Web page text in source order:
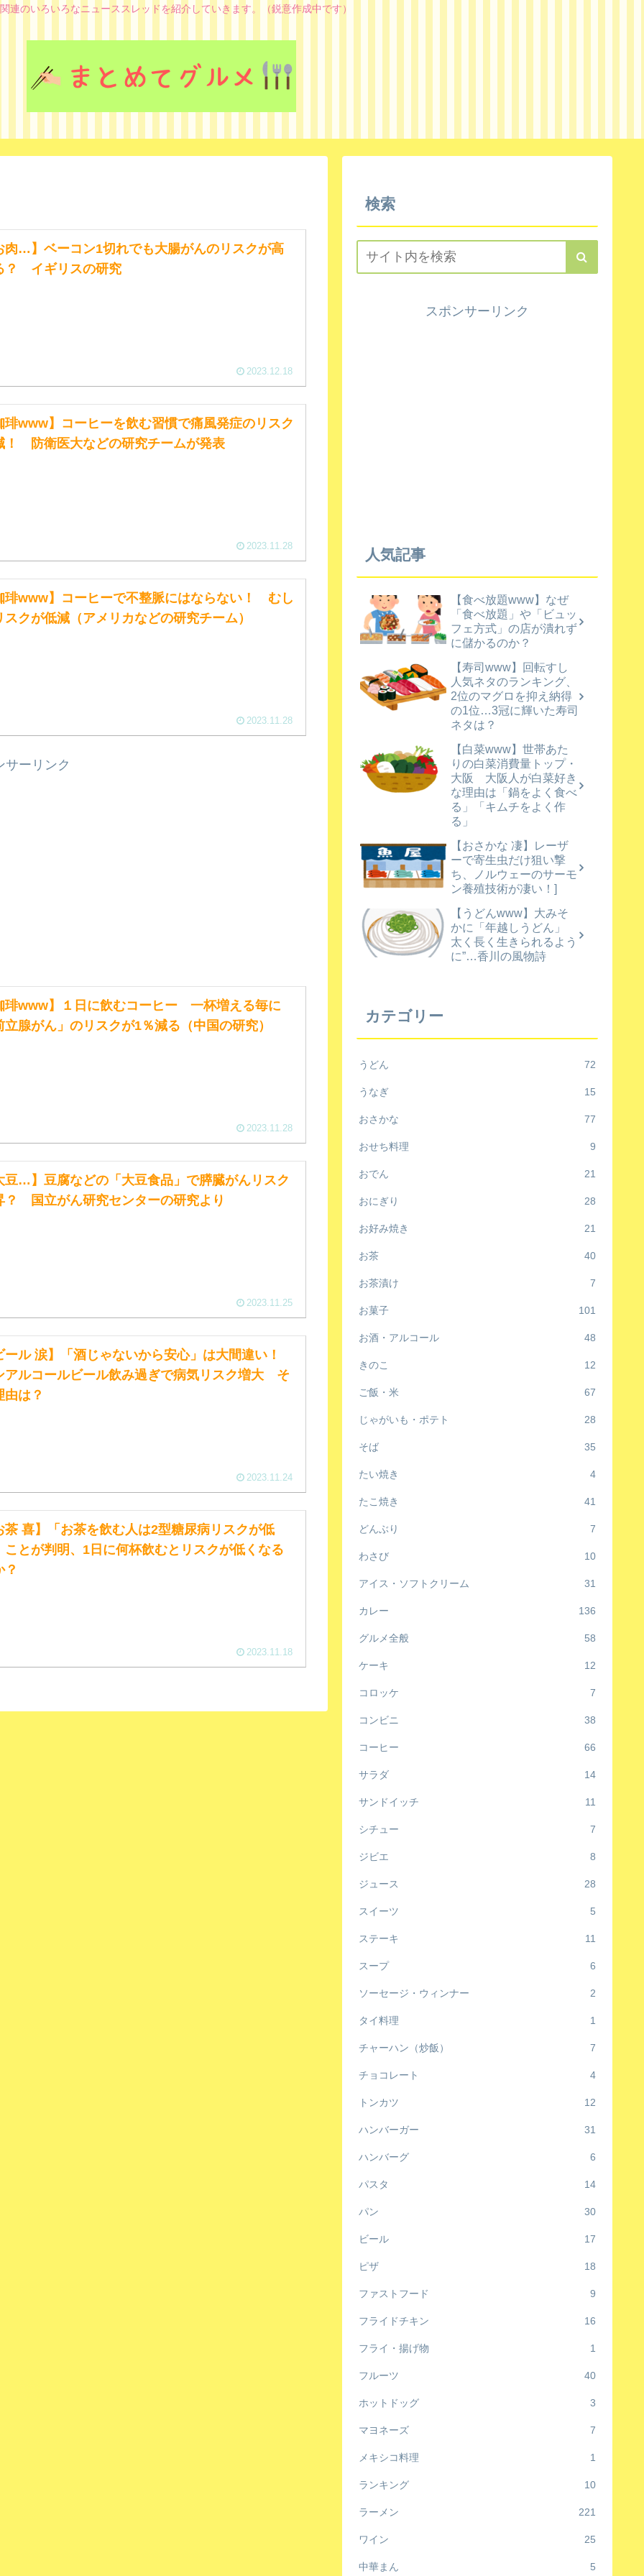
連のいろいろなニューススレッドを紹介していきます。（鋭意作成中です）
肉…】ベーコン1切れでも大腸がんのリスクが高
？ イギリスの研究
2023.12.18
琲www】コーヒーを飲む習慣で痛風発症のリスク
！ 防衛医大などの研究チームが発表
2023.11.28
琲www】コーヒーで不整脈にはならない！ むし
スクが低減（アメリカなどの研究チーム）
2023.11.28
サーリンク
琲www】１日に飲むコーヒー 一杯増える毎に
立腺がん」のリスクが1％減る（中国の研究）
2023.11.28
豆…】豆腐などの「大豆食品」で膵臓がんリスク
？ 国立がん研究センターの研究より
2023.11.25
ール 涙】「酒じゃないから安心」は大間違い！
アルコールビール飲み過ぎで病気リスク増大 そ
由は？
2023.11.24
茶 喜】「お茶を飲む人は2型糖尿病リスクが低
ことが判明、1日に何杯飲むとリスクが低くなる
？
2023.11.18
検索
スポンサーリンク
人気記事
【食べ放題www】なぜ
「食べ放題」や「ビュッ
フェ方式」の店が潰れず
に儲かるのか？
【寿司www】回転すし
人気ネタのランキング、
2位のマグロを抑え納得
の1位…3冠に輝いた寿司
ネタは？
【白菜www】世帯あた
りの白菜消費量トップ・
大阪 大阪人が白菜好き
な理由は「鍋をよく食べ
る」「キムチをよく作
る」
【おさかな 凄】レーザ
ーで寄生虫だけ狙い撃
ち、ノルウェーのサーモ
ン養殖技術が凄い！]
【うどんwww】大みそ
かに「年越しうどん」
太く長く生きられるよう
に”…香川の風物詩
カテゴリー
うどん 72
うなぎ 15
おさかな 77
おせち料理 9
おでん 21
おにぎり 28
お好み焼き 21
お茶 40
お茶漬け 7
お菓子 101
お酒・アルコール 48
きのこ 12
ご飯・米 67
じゃがいも・ポテト 28
そば 35
たい焼き 4
たこ焼き 41
どんぶり 7
わさび 10
アイス・ソフトクリーム 31
カレー 136
グルメ全般 58
ケーキ 12
コロッケ 7
コンビニ 38
コーヒー 66
サラダ 14
サンドイッチ 11
シチュー 7
ジビエ 8
ジュース 28
スイーツ 5
ステーキ 11
スープ 6
ソーセージ・ウィンナー 2
タイ料理 1
チャーハン（炒飯） 7
チョコレート 4
トンカツ 12
ハンバーガー 31
ハンバーグ 6
パスタ 14
パン 30
ビール 17
ピザ 18
ファストフード 9
フライドチキン 16
フライ・揚げ物 1
フルーツ 40
ホットドッグ 3
マヨネーズ 7
メキシコ料理 1
ランキング 10
ラーメン 221
ワイン 25
中華まん 5